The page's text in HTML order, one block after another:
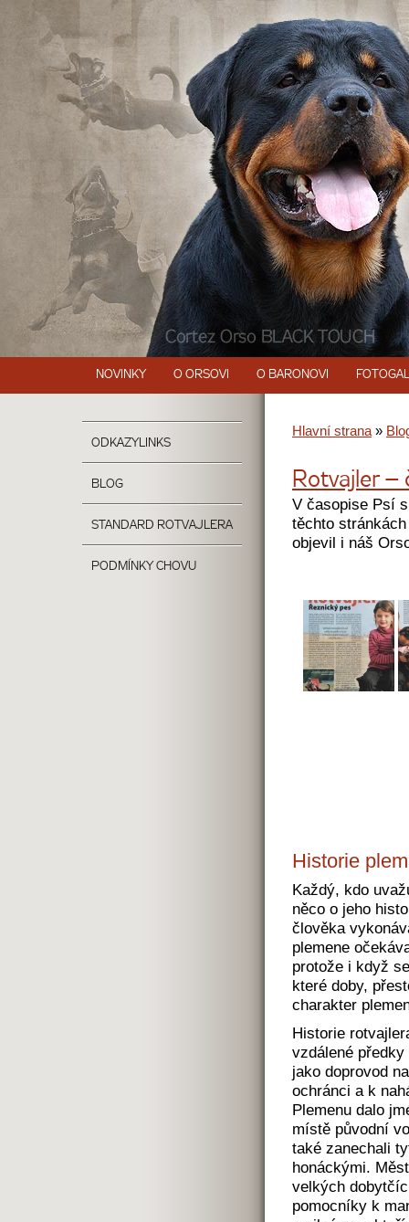
NOVINKY O ORSOVI O BARONOVI
ODKAZYLINKS
BLOG
STANDARD ROTVAJLERA
PODMÍNKY CHOVU
Hlavní strana »
Rotvajler
V časopise Psí
těchto
objevil i náš
Historie
Každý, kdo
něco o jeho
člověka
plemene
protože i když
které doby,
charakter
Historie
vzdálené
jako doprovod
ochránci a k
Plemenu dalo
místě původní
také zanechali
honáckými.
velkých
pomocníky k